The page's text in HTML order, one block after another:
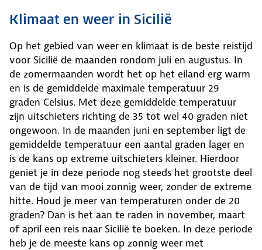
Klimaat en weer in Sicilië
Op het gebied van weer en klimaat is de beste reistijd
voor Sicilië de maanden rondom juli en augustus. In
de zomermaanden wordt het op het eiland erg warm
en is de gemiddelde maximale temperatuur 29
graden Celsius. Met deze gemiddelde temperatuur
zijn uitschieters richting de 35 tot wel 40 graden niet
ongewoon. In de maanden juni en september ligt de
gemiddelde temperatuur een aantal graden lager en
is de kans op extreme uitschieters kleiner. Hierdoor
geniet je in deze periode nog steeds het grootste deel
van de tijd van mooi zonnig weer, zonder de extreme
hitte. Houd je meer van temperaturen onder de 20
graden? Dan is het aan te raden in november, maart
of april een reis naar Sicilië te boeken. In deze periode
heb je de meeste kans op zonnig weer met